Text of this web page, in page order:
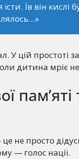
Їв він кислі
У цій простоті
дитина мріє
пам’яті
не просто
— голос нації.